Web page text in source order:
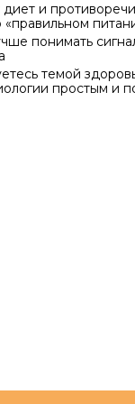
диет и
«правильном
понимать
темой
простым и